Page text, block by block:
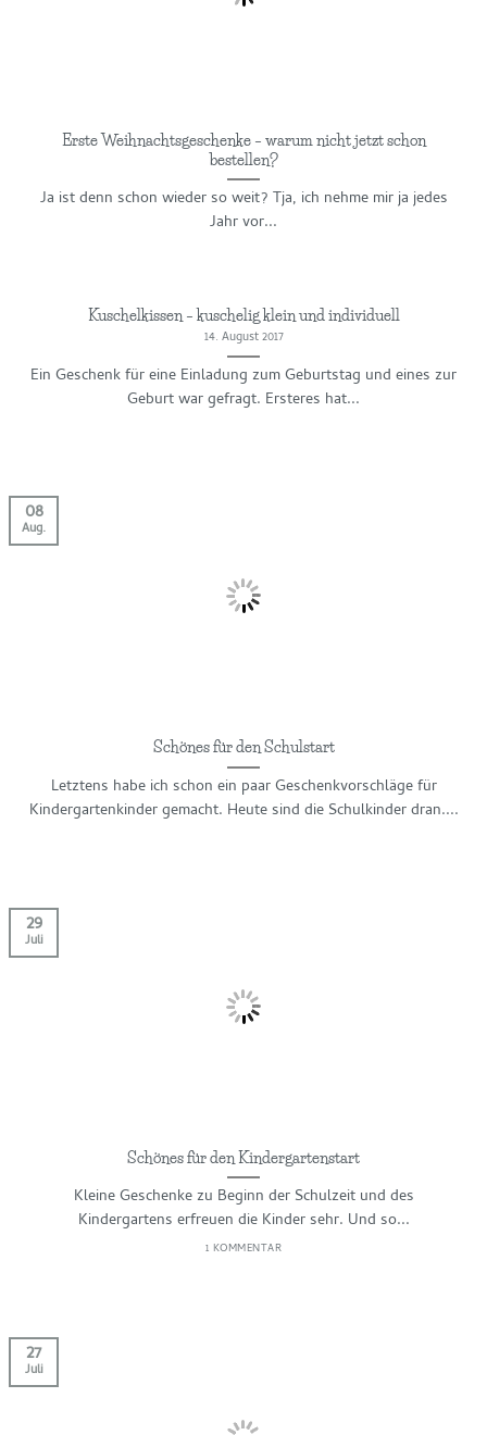
Erste Weihnachtsgeschenke – warum nicht jetzt schon
bestellen?
Ja ist denn schon wieder so weit? Tja, ich nehme mir ja jedes
Jahr vor...
Kuschelkissen – kuschelig klein und individuell
14. August 2017
Ein Geschenk für eine Einladung zum Geburtstag und eines zur
Geburt war gefragt. Ersteres hat...
Schönes für den Schulstart
Letztens habe ich schon ein paar Geschenkvorschläge für
Kindergartenkinder gemacht. Heute sind die Schulkinder dran....
08
Aug.
Schönes für den Kindergartenstart
Kleine Geschenke zu Beginn der Schulzeit und des
Kindergartens erfreuen die Kinder sehr. Und so...
1 KOMMENTAR
29
Juli
27
Juli